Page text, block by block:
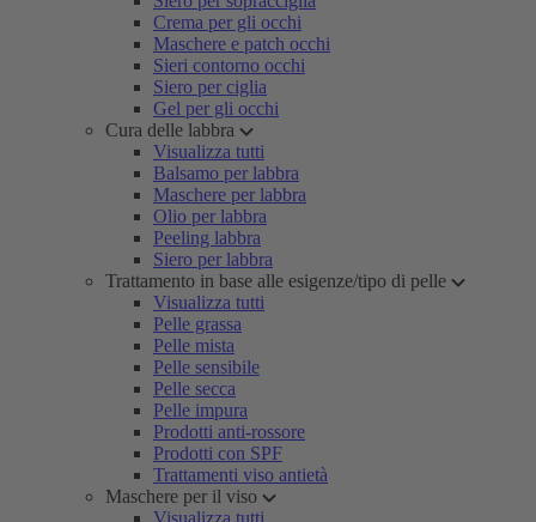
Crema per gli occhi
Maschere e patch occhi
Sieri contorno occhi
Siero per ciglia
Gel per gli occhi
Cura delle labbra
Visualizza tutti
Balsamo per labbra
Maschere per labbra
Olio per labbra
Peeling labbra
Siero per labbra
Trattamento in base alle esigenze/tipo di pelle
Visualizza tutti
Pelle grassa
Pelle mista
Pelle sensibile
Pelle secca
Pelle impura
Prodotti anti-rossore
Prodotti con SPF
Trattamenti viso antietà
Maschere per il viso
Visualizza tutti